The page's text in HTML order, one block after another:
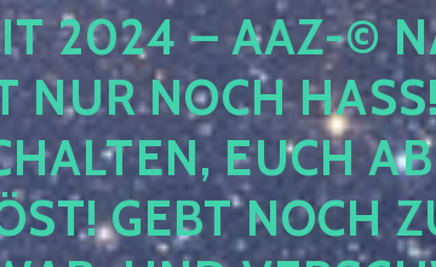
– AAZ-©
NOCH HASS! ,
EUCH
GEBT NOCH